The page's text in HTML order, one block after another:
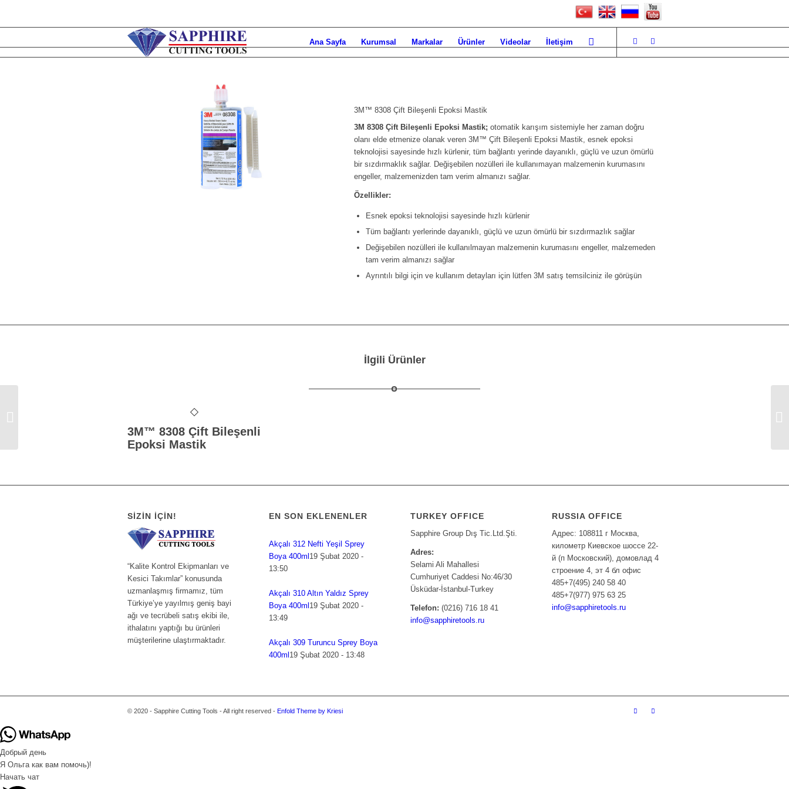
Ana Sayfa Kurumsal Markalar Ürünler Videolar İletişim
3M™ 8308 Çift Bileşenli Epoksi Mastik
3M 8308 Çift Bileşenli Epoksi Mastik; otomatik karışım sistemiyle her zaman doğru
olanı elde etmenize olanak veren 3M™ Çift Bileşenli Epoksi Mastik, esnek epoksi
teknolojisi sayesinde hızlı kürlenir, tüm bağlantı yerinde dayanıklı, güçlü ve uzun ömürlü
bir sızdırmaklık sağlar. Değişebilen nozülleri ile kullanımayan malzemenin kurumasını
engeller, malzemenizden tam verim almanızı sağlar.
Özellikler:
Esnek epoksi teknolojisi sayesinde hızlı kürlenir
Tüm bağlantı yerlerinde dayanıklı, güçlü ve uzun ömürlü bir sızdırmazlık sağlar
Değişebilen nozülleri ile kullanılmayan malzemenin kurumasını engeller, malzemeden
tam verim almanızı sağlar
Ayrıntılı bilgi için ve kullanım detayları için lütfen 3M satış temsilciniz ile görüşün
İlgili Ürünler
3M™ 8308 Çift Bileşenli
Epoksi Mastik
SIZIN İÇIN!
“Kalite Kontrol Ekipmanları ve
Kesici Takımlar” konusunda
uzmanlaşmış firmamız, tüm
Türkiye’ye yayılmış geniş bayi
ağı ve tecrübeli satış ekibi ile,
ithalatını yaptığı bu ürünleri
müşterilerine ulaştırmaktadır.
EN SON EKLENENLER
Akçalı 312 Nefti Yeşil Sprey
Boya 400ml 19 Şubat 2020 -
13:50
Akçalı 310 Altın Yaldız Sprey
Boya 400ml 19 Şubat 2020 -
13:49
Akçalı 309 Turuncu Sprey Boya
400ml 19 Şubat 2020 - 13:48
TURKEY OFFICE
Sapphire Group Dış Tic.Ltd.Şti.
Adres:
Selami Ali Mahallesi
Cumhuriyet Caddesi No:46/30
Üsküdar-İstanbul-Turkey
Telefon: (0216) 716 18 41
info@sapphiretools.ru
RUSSIA OFFICE
Адрес: 108811 г Москва,
километр Киевское шоссе 22-
й (п Московский), домовлад 4
строение 4, эт 4 бл офис
485+7(495) 240 58 40
485+7(977) 975 63 25
info@sapphiretools.ru
© 2020 - Sapphire Cutting Tools - All right reserved - Enfold Theme by Kriesi
Добрый день
Я Ольга как вам помочь)!
Начать чат